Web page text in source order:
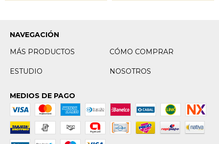
NAVEGACIÓN
MÁS PRODUCTOS
CÓMO COMPRAR
ESTUDIO NOSOTROS
MEDIOS DE PAGO